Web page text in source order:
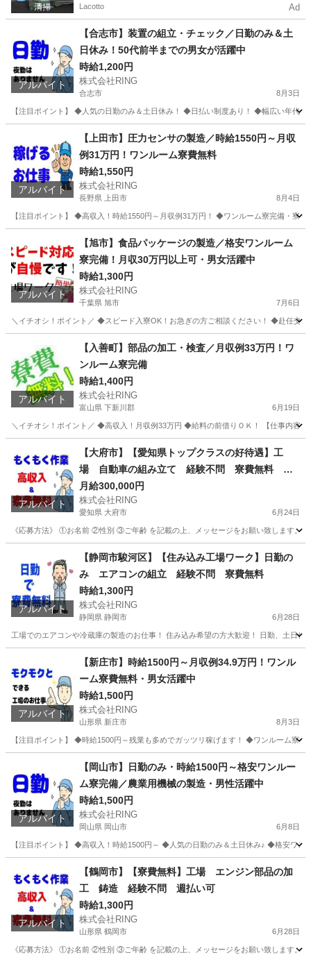
Lacotto Ad
アルバイト
【合志市】装置の組立・チェック／日勤のみ＆土
日休み！50代前半までの男女が活躍中
時給1,200円
株式会社RING
合志市 8月3日
【注目ポイント】 ◆人気の日勤のみ＆土日休み！ ◆日払い制度あり！ ◆幅広い年代
工場 熊本 菊池郡 工場 時給
アルバイト
【上田市】圧力センサの製造／時給1550円～月収
例31万円！ワンルーム寮費無料
時給1,550円
株式会社RING
長野県 上田市 8月4日
【注目ポイント】 ◆高収入！時給1550円～月収例31万円！ ◆ワンルーム寮完備・寮
工場 ワンルーム
アルバイト
【旭市】食品パッケージの製造／格安ワンルーム
寮完備！月収30万円以上可・男女活躍中
時給1,300円
株式会社RING
千葉県 旭市 7月6日
＼イチオシ！ポイント／ ◆スピード入寮OK！お急ぎの方ご相談ください！ ◆赴任交
工場 千葉 銚子市 工場 ワンルーム
アルバイト
【入善町】部品の加工・検査／月収例33万円！ワ
ンルーム寮完備
時給1,400円
株式会社RING
富山県 下新川郡 6月19日
＼イチオシ！ポイント／ ◆高収入！月収例33万円 ◆給料の前借りＯＫ！ 【仕事内容
工場 富山 黒部市 工場 ワンルーム
アルバイト
【大府市】【愛知県トップクラスの好待遇】工
場 自動車の組み立て 経験不問 寮費無料 日
払い可
月給300,000円
株式会社RING
愛知県 大府市 6月24日
《応募方法》 ①お名前 ②性別 ③ご年齢 を記載の上、メッセージをお願い致します。
工場 愛知 名古屋市 工場 自動車
アルバイト
【静岡市駿河区】【住み込み工場ワーク】日勤の
み エアコンの組立 経験不問 寮費無料
時給1,300円
株式会社RING
静岡県 静岡市 6月28日
工場でのエアコンや冷蔵庫の製造のお仕事！ 住み込み希望の方大歓迎！ 日勤、土日
工場 給料
アルバイト
【新庄市】時給1500円～月収例34.9万円！ワンル
ーム寮費無料・男女活躍中
時給1,500円
株式会社RING
山形県 新庄市 8月3日
【注目ポイント】 ◆時給1500円～残業も多めでガッツリ稼げます！ ◆ワンルーム寮
工場 山形 最上郡 工場 ワンルーム
アルバイト
【岡山市】日勤のみ・時給1500円～格安ワンルー
ム寮完備／農業用機械の製造・男性活躍中
時給1,500円
株式会社RING
岡山県 岡山市 6月8日
【注目ポイント】 ◆高収入！時給1500円～ ◆人気の日勤のみ＆土日休み♪ ◆格安ワン
工場 ワンルーム
アルバイト
【鶴岡市】【寮費無料】工場 エンジン部品の加
工 鋳造 経験不問 週払い可
時給1,300円
株式会社RING
山形県 鶴岡市 6月28日
《応募方法》 ①お名前 ②性別 ③ご年齢 を記載の上、メッセージをお願い致します。